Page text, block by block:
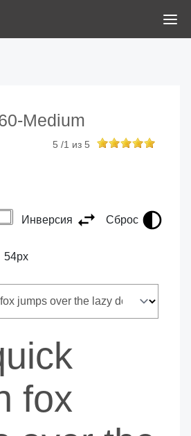
Medium
5 /1 из 5
Инверсия Сброс
54px
fox